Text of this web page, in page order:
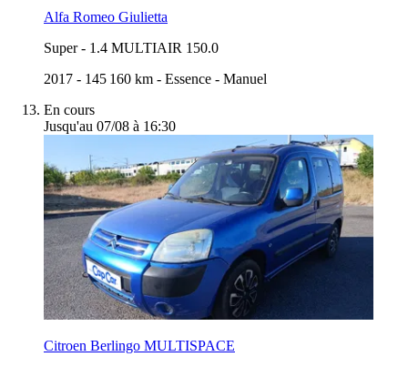
Alfa Romeo Giulietta
Super- 1.4 MULTIAIR 150.0
2017 - 145 160 km - Essence - Manuel
En cours
Jusqu'au 07/08 à 16:30
Citroen Berlingo MULTISPACE